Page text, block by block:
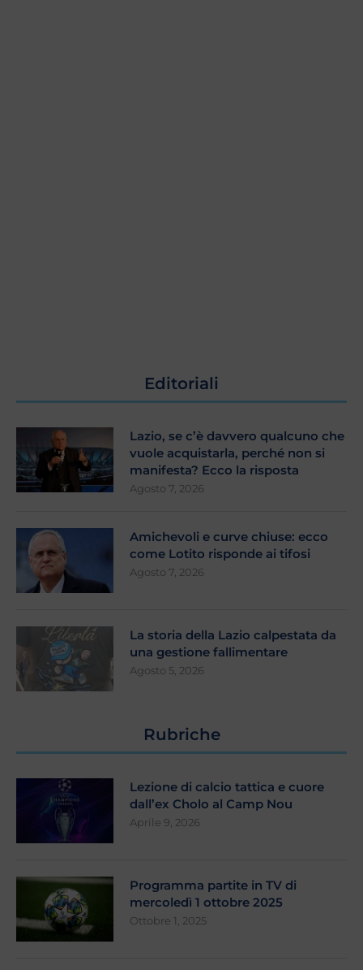
Editoriali
Lazio, se c’è davvero qualcuno che
vuole acquistarla, perché non si
manifesta? Ecco la risposta
Agosto 7, 2026
Amichevoli e curve chiuse: ecco
come Lotito risponde ai tifosi
Agosto 7, 2026
La storia della Lazio calpestata da
una gestione fallimentare
Agosto 5, 2026
Rubriche
Lezione di calcio tattica e cuore
dall’ex Cholo al Camp Nou
Aprile 9, 2026
Programma partite in TV di
mercoledì 1 ottobre 2025
Ottobre 1, 2025